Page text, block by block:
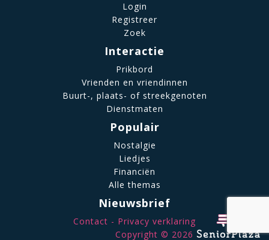
Login
Registreer
Zoek
Interactie
Prikbord
Vrienden en vriendinnen
Buurt-, plaats- of streekgenoten
Dienstmaten
Populair
Nostalgie
Liedjes
Financiën
Alle themas
Nieuwsbrief
Contact
Privacy verklaring
Copyright © 2026